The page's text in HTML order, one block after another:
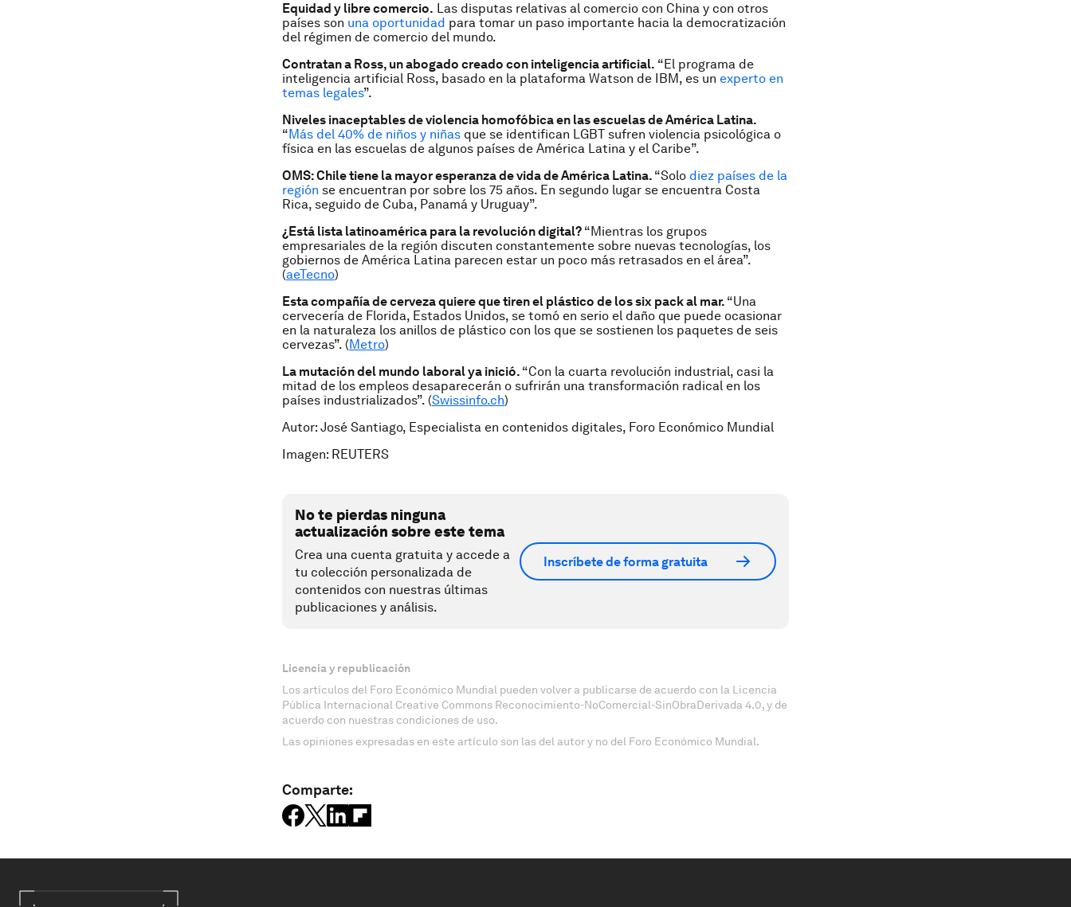
Equidad y libre comercio. Las disputas relativas al comercio con China y con otros
países son una oportunidad para tomar un paso importante hacia la democratización
del régimen de comercio del mundo.
Contratan a Ross, un abogado creado con inteligencia artificial. “El programa de
inteligencia artificial Ross, basado en la plataforma Watson de IBM, es un experto en
temas legales”.
Niveles inaceptables de violencia homofóbica en las escuelas de América Latina.
“Más del 40% de niños y niñas que se identifican LGBT sufren violencia psicológica o
física en las escuelas de algunos países de América Latina y el Caribe”.
OMS: Chile tiene la mayor esperanza de vida de América Latina. “Solo diez países de la
región se encuentran por sobre los 75 años. En segundo lugar se encuentra Costa
Rica, seguido de Cuba, Panamá y Uruguay”.
¿Está lista latinoamérica para la revolución digital? “Mientras los grupos
empresariales de la región discuten constantemente sobre nuevas tecnologías, los
gobiernos de América Latina parecen estar un poco más retrasados en el área”.
(aeTecno)
Esta compañía de cerveza quiere que tiren el plástico de los six pack al mar. “Una
cervecería de Florida, Estados Unidos, se tomó en serio el daño que puede ocasionar
en la naturaleza los anillos de plástico con los que se sostienen los paquetes de seis
cervezas”. (Metro)
La mutación del mundo laboral ya inició. “Con la cuarta revolución industrial, casi la
mitad de los empleos desaparecerán o sufrirán una transformación radical en los
países industrializados”. (Swissinfo.ch)
Autor: José Santiago, Especialista en contenidos digitales, Foro Económico Mundial
Imagen: REUTERS
No te pierdas ninguna
actualización sobre este tema
Crea una cuenta gratuita y accede a
tu colección personalizada de
contenidos con nuestras últimas
publicaciones y análisis.
Inscríbete de forma gratuita
Licencia y republicación
Los artículos del Foro Económico Mundial pueden volver a publicarse de acuerdo con la Licencia
Pública Internacional Creative Commons Reconocimiento-NoComercial-SinObraDerivada 4.0, y de
acuerdo con nuestras condiciones de uso.
Las opiniones expresadas en este artículo son las del autor y no del Foro Económico Mundial.
Comparte: